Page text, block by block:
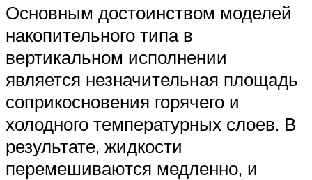
Основным достоинством моделей
накопительного типа в
вертикальном исполнении
является незначительная площадь
соприкосновения горячего и
холодного температурных слоев. В
результате, жидкости
перемешиваются медленно, и